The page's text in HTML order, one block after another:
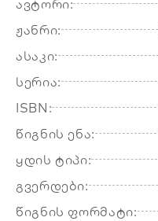
ავტორი:
ჟანრი:
ასაკი:
სერია:
ISBN:
წიგნის ენა:
ყდის ტიპი:
გვერდები:
წიგნის ფორმატი: